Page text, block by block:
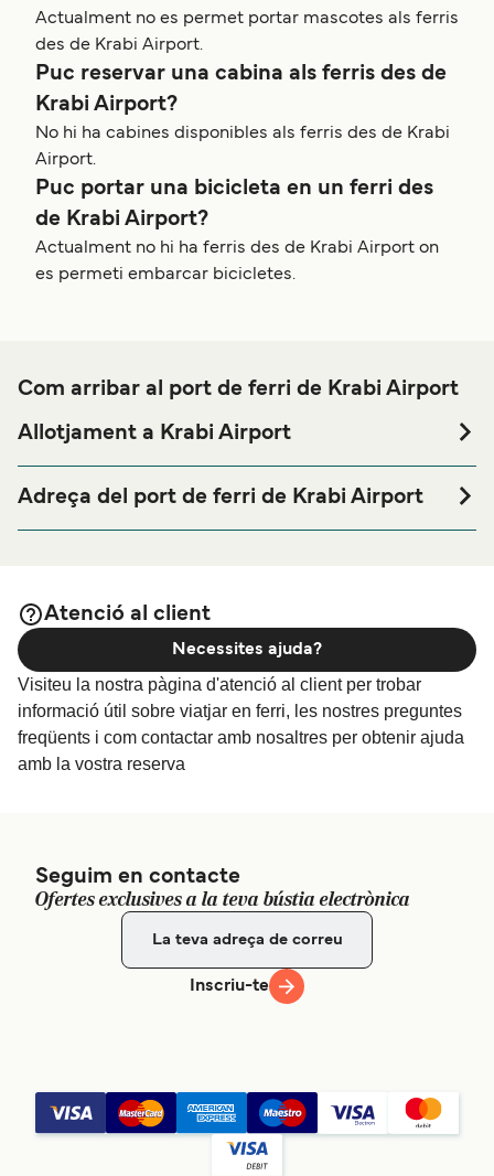
Actualment no es permet portar mascotes als ferris
des de Krabi Airport.
Puc reservar una cabina als ferris des de
Krabi Airport?
No hi ha cabines disponibles als ferris des de Krabi
Airport.
Puc portar una bicicleta en un ferri des
de Krabi Airport?
Actualment no hi ha ferris des de Krabi Airport on
es permeti embarcar bicicletes.
Com arribar al port de ferri de Krabi Airport
Allotjament a Krabi Airport
prop del port de ferri de Krabi Airport o busques allotjament
durant tota la teva estada, visita la nostra pàgina de
Adreça del port de ferri de Krabi Airport
Atenció al client
Visiteu la nostra pàgina d'atenció al client per trobar
informació útil sobre viatjar en ferri, les nostres preguntes
freqüents i com contactar amb nosaltres per obtenir ajuda
amb la vostra reserva
Necessites ajuda?
Seguim en contacte
Ofertes exclusives a la teva bústia electrònica
Inscriu-te